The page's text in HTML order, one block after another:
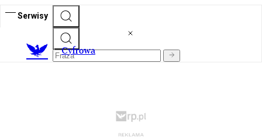
Serwisy
Cyfrowa